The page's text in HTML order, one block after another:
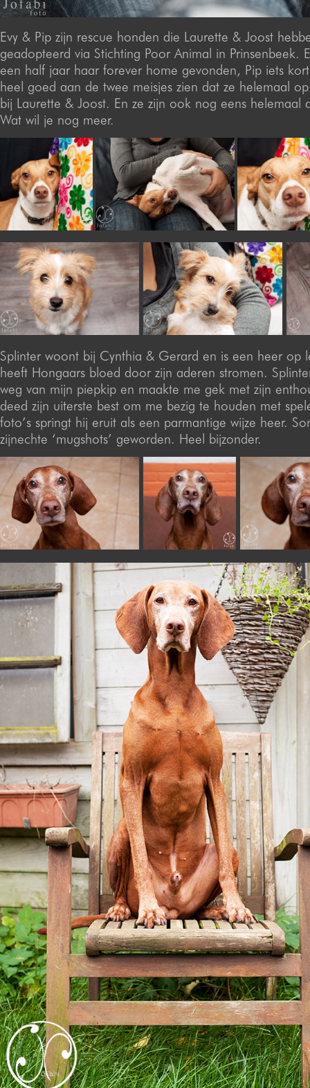
Evy & Pip zijn rescue honden die Laurette & Joost
geadopteerd via Stichting Poor Animal in Prinsenbeek.
een half jaar haar forever home gevonden, Pip iets
heel goed aan de twee meisjes zien dat ze helemaal
bij Laurette & Joost. En ze zijn ook nog eens helemaal
Wat wil je nog meer.
Splinter woont bij Cynthia & Gerard en is een heer op
heeft Hongaars bloed door zijn aderen stromen.
weg van mijn piepkip en maakte me gek met zijn
deed zijn uiterste best om me bezig te houden met
foto’s springt hij eruit als een parmantige wijze heer.
zijnechte ‘mugshots’ geworden. Heel bijzonder.